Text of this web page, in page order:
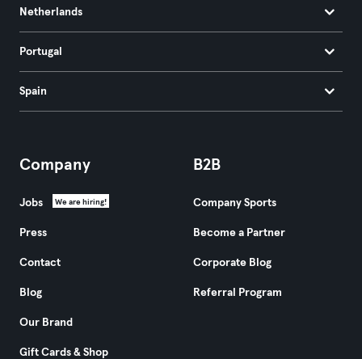
Netherlands
Portugal
Spain
Company
Jobs We are hiring!
Press
Contact
Blog
Our Brand
Gift Cards & Shop
B2B
Company Sports
Become a Partner
Corporate Blog
Referral Program